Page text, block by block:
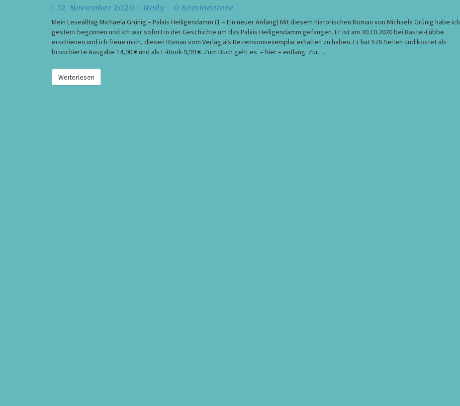
Heiligendamm
1
–
Ein
neuer
/
Mein
12. November 2020 Nady Kommentare
0 Kommentare
Mein Lesealltag Michaela Grünig – Palais Heiligendamm (1 – Ein neuer Anfang) Mit diesem historischen Roman von Michaela Grünig habe ich
gestern begonnen und ich war sofort in der Geschichte um das Palais Heiligendamm gefangen. Er ist am 30.10.2020 bei Bastei-Lübbe
erschienen und ich freue mich, diesen Roman vom Verlag als Rezensionsexemplar erhalten zu haben. Er hat 576 Seiten und kostet als
broschierte Ausgabe 14,90 € und als E-Book 9,99 €. Zum Buch geht es – hier – entlang. Zur…
Weiterlesen